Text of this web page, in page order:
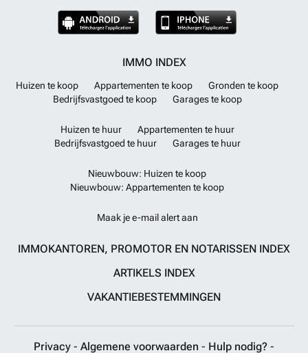
IMMO INDEX
Huizen te koop Appartementen te koop
Gronden te koop
Bedrijfsvastgoed te koop
Garages te koop
Huizen te huur
Appartementen te huur
Bedrijfsvastgoed te huur
Garages te huur
Nieuwbouw: Huizen te koop
Nieuwbouw: Appartementen te koop
Maak je e-mail alert aan
IMMOKANTOREN, PROMOTOR EN NOTARISSEN INDEX
ARTIKELS INDEX
VAKANTIEBESTEMMINGEN
Privacy - Algemene voorwaarden - Hulp nodig? -